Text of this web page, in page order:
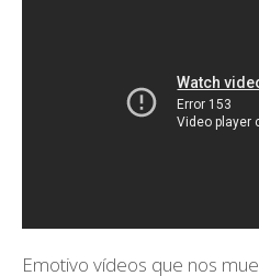
Emotivo vídeos que nos